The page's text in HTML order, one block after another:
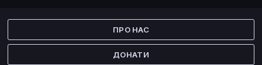
ПРО НАС
ДОНАТИ